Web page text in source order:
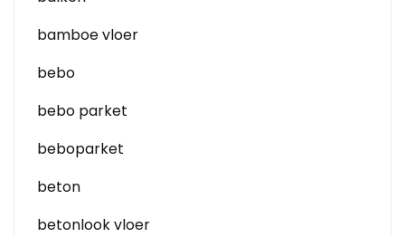
bamboe vloer
bebo
bebo parket
beboparket
beton
betonlook vloer